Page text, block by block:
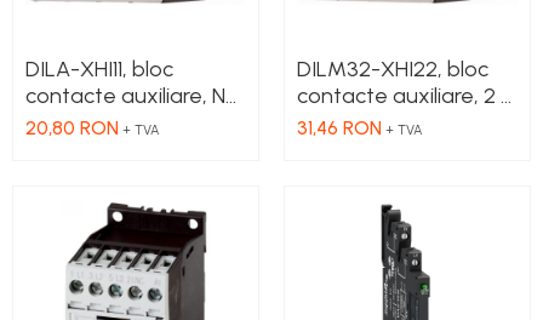
DILA-XHI11, bloc
contacte auxiliare, NC
+ NO, montaj frontal
20,80 RON + TVA
DILM32-XHI22, bloc
contacte auxiliare, 2 x
NC + 2 x NO, 16 A,
31,46 RON + TVA